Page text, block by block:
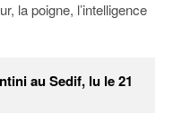
la poigne, l’intelligence
au Sedif, lu le 21